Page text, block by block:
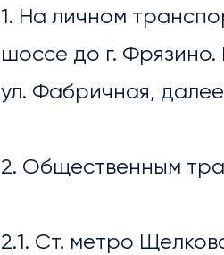
1. На личном
шоссе до г.
ул. Фабричная,
2. Общественным
2.1. Ст. метро